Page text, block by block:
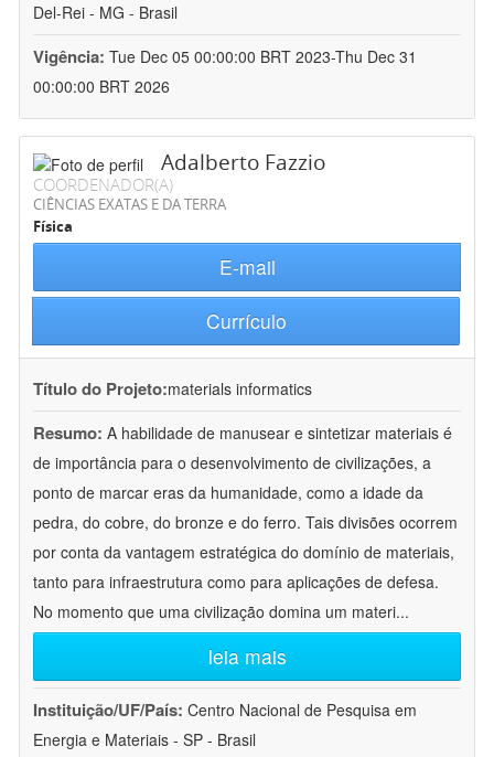
Del-Rei - MG - Brasil
Vigência: Tue Dec 05 00:00:00 BRT 2023-Thu Dec 31
00:00:00 BRT 2026
Adalberto Fazzio
COORDENADOR(A)
CIÊNCIAS EXATAS E DA TERRA
Física
E-mail
Currículo
Título do Projeto:materials informatics
Resumo: A habilidade de manusear e sintetizar materiais é
de importância para o desenvolvimento de civilizações, a
ponto de marcar eras da humanidade, como a idade da
pedra, do cobre, do bronze e do ferro. Tais divisões ocorrem
por conta da vantagem estratégica do domínio de materiais,
tanto para infraestrutura como para aplicações de defesa.
No momento que uma civilização domina um materi...
leia mais
Instituição/UF/País: Centro Nacional de Pesquisa em
Energia e Materiais - SP - Brasil